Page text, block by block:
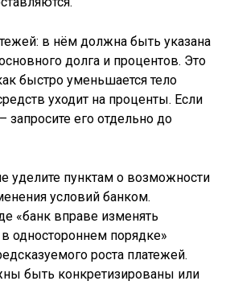
в нём должна быть указана
долга и процентов. Это
быстро уменьшается тело
уходит на проценты. Если
запросите его отдельно до
уделите пунктам о возможности
условий банком.
«банк вправе изменять
одностороннем порядке»
роста платежей.
быть конкретизированы или